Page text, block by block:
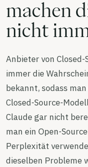
machen
nicht
Anbieter von
immer die
bekannt, sodass
Closed-Source-
Claude gar nicht
man ein Open-
Perplexität
dieselben Probleme